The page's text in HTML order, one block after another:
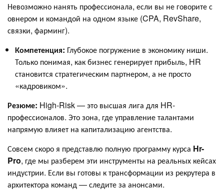
Невозможно нанять профессионала, если вы не говорите с
овнером и командой на одном языке (CPA, RevShare,
связки, фарминг).
Компетенция: Глубокое погружение в экономику ниши.
Только понимая, как бизнес генерирует прибыль, HR
становится стратегическим партнером, а не просто
«кадровиком».
Резюме: High-Risk — это высшая лига для HR-
профессионалов. Это зона, где управление талантами
напрямую влияет на капитализацию агентства.
Совсем скоро я представлю полную программу курса Hr-
Pro, где мы разберем эти инструменты на реальных кейсах
индустрии. Если вы готовы к трансформации из рекрутера в
архитектора команд — следите за анонсами.